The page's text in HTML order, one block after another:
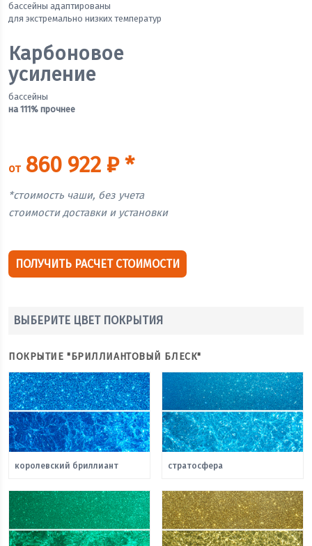
бассейны адаптированы
для экстремально низких температур
Карбоновое
усиление
бассейны
на 111% прочнее
от860 922 ₽ *
*стоимость чаши, без учета
стоимости доставки и установки
ПОЛУЧИТЬ РАСЧЕТ СТОИМОСТИ
ВЫБЕРИТЕ ЦВЕТ ПОКРЫТИЯ
ПОКРЫТИЕ "БРИЛЛИАНТОВЫЙ БЛЕСК"
королевский бриллиант стратосфера